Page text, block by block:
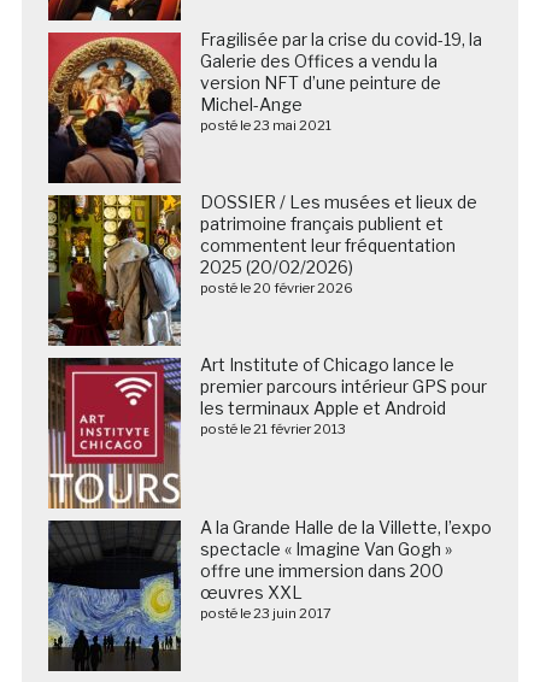
Fragilisée par la crise du covid-19, la
Galerie des Offices a vendu la
version NFT d’une peinture de
Michel-Ange
posté le 23 mai 2021
DOSSIER / Les musées et lieux de
patrimoine français publient et
commentent leur fréquentation
2025 (20/02/2026)
posté le 20 février 2026
Art Institute of Chicago lance le
premier parcours intérieur GPS pour
les terminaux Apple et Android
posté le 21 février 2013
A la Grande Halle de la Villette, l’expo
spectacle « Imagine Van Gogh »
offre une immersion dans 200
œuvres XXL
posté le 23 juin 2017